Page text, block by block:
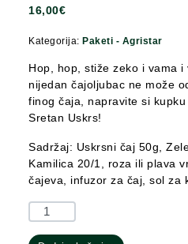
16,00€
Kategorija: Paketi - Agristar
Hop, hop, stiže zeko i vama
nijedan čajoljubac ne može
finog čaja, napravite si
Sretan Uskrs!
Sadržaj: Uskrsni čaj 50g,
Kamilica 20/1, roza ili plava
čajeva, infuzor za čaj, sol za